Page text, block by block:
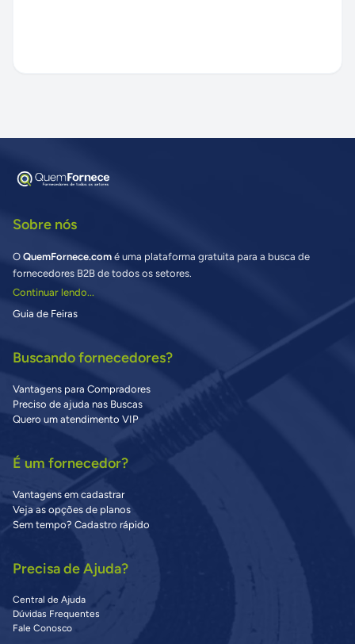
Sobre nós
O QuemFornece.com é uma plataforma gratuita para a busca de
fornecedores B2B de todos os setores.
Continuar lendo...
Guia de Feiras
Buscando fornecedores?
Vantagens para Compradores
Preciso de ajuda nas Buscas
Quero um atendimento VIP
É um fornecedor?
Vantagens em cadastrar
Veja as opções de planos
Sem tempo? Cadastro rápido
Precisa de Ajuda?
Central de Ajuda
Dúvidas Frequentes
Fale Conosco